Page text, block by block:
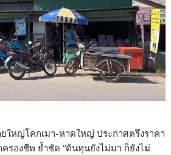
ใหญ่โคกเมา-หาดใหญ่ ประกาศตรึงราคา
รองชีพ ย้ำชัด “ต้นทุนยังไม่มา ก็ยังไม่